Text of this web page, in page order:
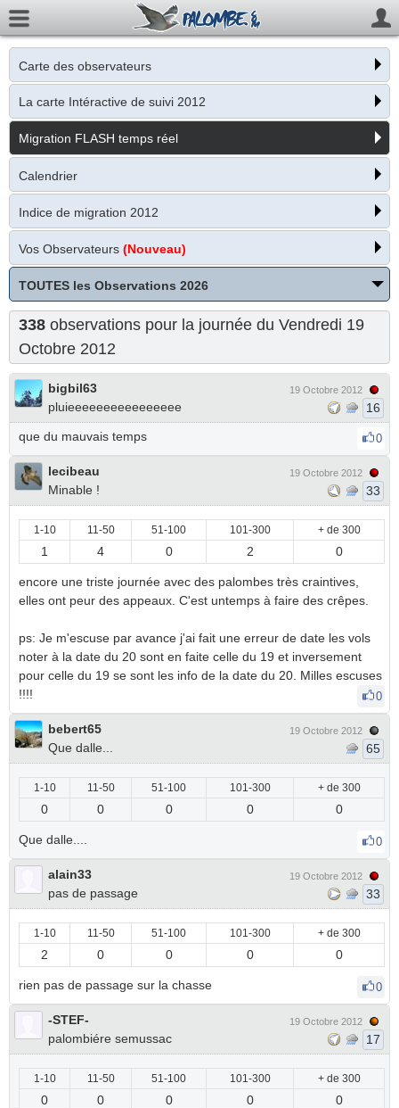
Carte des observateurs
La carte Intéractive de suivi 2012
Migration FLASH temps réel
Calendrier
Indice de migration 2012
Vos Observateurs (Nouveau)
TOUTES les Observations 2026
338 observations pour la journée du Vendredi 19
Octobre 2012
bigbil63
pluieeeeeeeeeeeeeeee
19 Octobre 2012
16
que du mauvais temps
0
lecibeau
Minable !
19 Octobre 2012
33
1-10 11-50 51-100 101-300 + de 300
1 4 0 2 0
encore une triste journée avec des palombes très craintives,
elles ont peur des appeaux. C'est untemps à faire des crêpes.
ps: Je m'escuse par avance j'ai fait une erreur de date les vols
noter à la date du 20 sont en faite celle du 19 et inversement
pour celle du 19 se sont les info de la date du 20. Milles escuses
!!!!
0
bebert65
Que dalle...
19 Octobre 2012
65
1-10 11-50 51-100 101-300 + de 300
0 0 0 0 0
Que dalle.... 0
alain33
pas de passage
19 Octobre 2012
33
1-10 11-50 51-100 101-300 + de 300
2 0 0 0 0
rien pas de passage sur la chasse 0
-STEF-
palombiére semussac
19 Octobre 2012
17
1-10 11-50 51-100 101-300 + de 300
0 0 0 0 0